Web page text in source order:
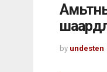
by undesten